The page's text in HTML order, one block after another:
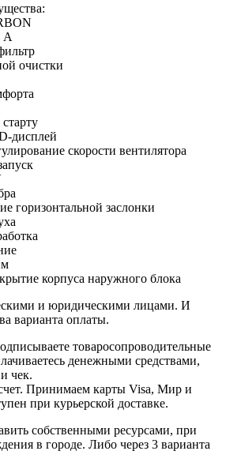
A
очистки
дисплей
скорости вентилятора
горизонтальной заслонки
корпуса наружного блока
и юридическими лицами. И
варианта оплаты.
товаросопроводительные
денежными средствами,
чек.
Принимаем карты Visa, Мир и
при курьерской доставке.
собственными ресурсами, при
в городе. Либо через 3 варианта